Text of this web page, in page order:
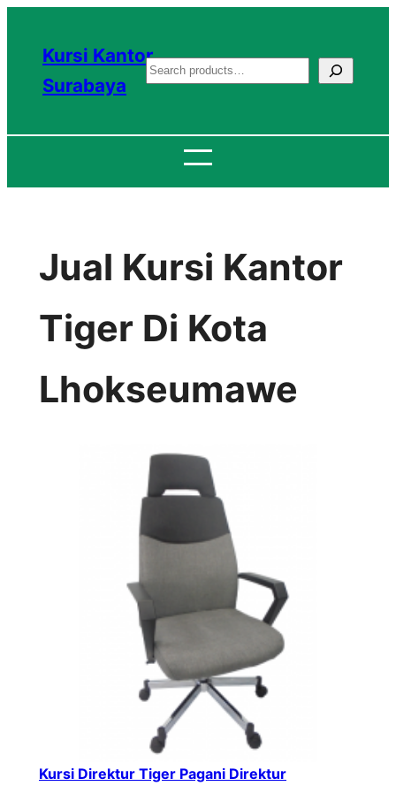
konten
Kursi Kantor
Surabaya
S
a
c
Jual Kursi Kantor
Tiger Di Kota
Lhokseumawe
Kursi Direktur Tiger Pagani Direktur